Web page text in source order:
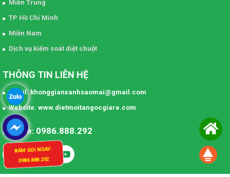
Miền Trung
TP Hồ Chí Minh
Miền Nam
Dịch vụ kiểm soát diệt chuột
THÔNG TIN LIÊN HỆ
Email: khonggianxanhsaomai@gmail.com
Website: www.dietmoitangocgiare.com
Hotline: 0986.888.292
BẤM GỌI NGAY:
0986.888.292